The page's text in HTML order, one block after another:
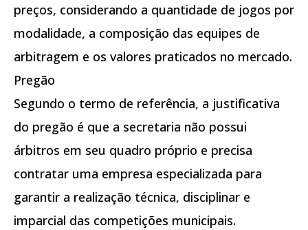
preços, considerando a quantidade de jogos por
modalidade, a composição das equipes de
arbitragem e os valores praticados no mercado.
Pregão
Segundo o termo de referência, a justificativa
do pregão é que a secretaria não possui
árbitros em seu quadro próprio e precisa
contratar uma empresa especializada para
garantir a realização técnica, disciplinar e
imparcial das competições municipais.